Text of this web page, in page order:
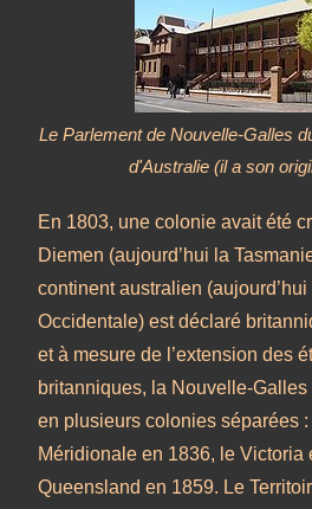
Le Parlement de Nouvelle-Galles
d'Australie (il a son
En 1803, une colonie avait été
Diemen (aujourd’hui la
continent australien (aujourd’hui
Occidentale) est déclaré
et à mesure de l’extension des
britanniques, la Nouvelle-
en plusieurs colonies séparées :
Méridionale en 1836, le Victoria
Queensland en 1859. Le